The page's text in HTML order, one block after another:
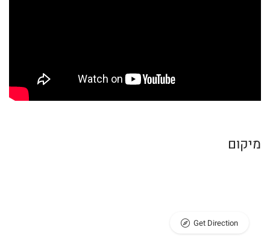
מיקום
Get Direction